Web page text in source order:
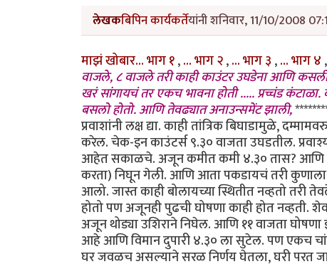
लेखकबिपिन कार्यकर्तेयांनी शनिवार, 11/10/2008
माझं खोबार... भाग १,... भाग २,... भाग ३,... भाग ४,
वाजले, ८ वाजले तरी काही काउंटर उघडेना आणि
खरं सांगायचं तर एकच भावना होती ..... प्रच्चंड
बसलो होतो. आणि तेवढ्यात अनाउन्समेंट झाली,
प्रवाशांनी लक्ष द्या. काही तांत्रिक बिघाडामुळे,
करेल. चेक-इन काउंटर्स ९.३० वाजता उघडतील.
आहेत सकाळचे. अजून कमीत कमी ४.३० तास? आणि ती
करता) निघून गेली. आणि आता पकडायचं तरी
आलो. जास्त काही बोलायच्या स्थितीत नव्हतो तरी
होतो पण अजूनही पुढची घोषणा काही होत नव्हती.
अजून थोड्या उशिराने निघेल. आणि ११ वाजता
आहे आणि विमान दुपारी ४.३० ला सुटेल. पण एकच
घर जवळच असल्याने सरळ निर्णय घेतला, घरी परत